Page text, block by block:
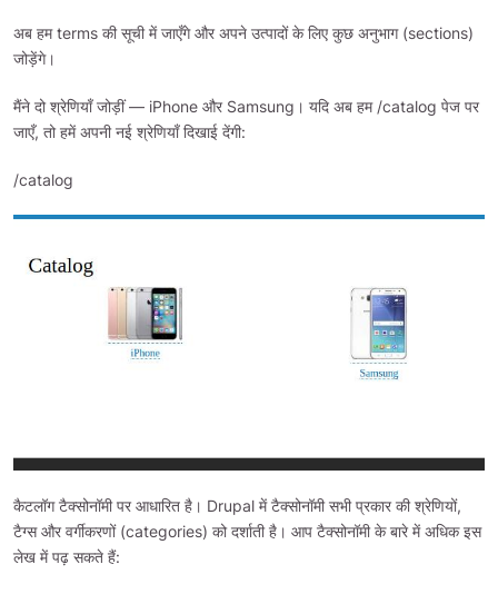
अब हम terms की सूची में जाएँगे और अपने उत्पादों के लिए कुछ अनुभाग (sections)
जोड़ेंगे।
मैंने दो श्रेणियाँ जोड़ीं — iPhone और Samsung। यदि अब हम /catalog पेज पर
जाएँ, तो हमें अपनी नई श्रेणियाँ दिखाई देंगी:
/catalog
कैटलॉग टैक्सोनॉमी पर आधारित है। Drupal में टैक्सोनॉमी सभी प्रकार की श्रेणियों,
टैग्स और वर्गीकरणों (categories) को दर्शाती है। आप टैक्सोनॉमी के बारे में अधिक इस
लेख में पढ़ सकते हैं: